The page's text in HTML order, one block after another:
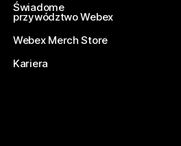
Świadome
przywództwo Webex
Webex Merch Store
Kariera